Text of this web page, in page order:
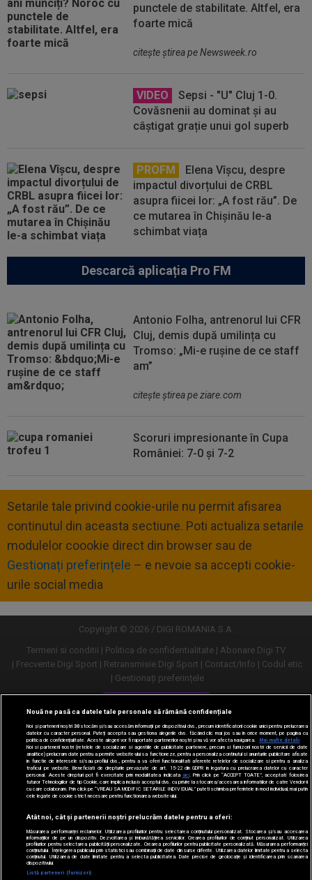
punctele de stabilitate. Altfel, era
foarte mică
citeşte ştirea pe Newsweek.ro
VIDEO
Sepsi - "U" Cluj 1-0.
Covăsnenii au dominat și au
câștigat grație unui gol superb
PROFM
Elena Vîșcu, despre
impactul divorțului de CRBL
asupra fiicei lor: „A fost rău”. De
ce mutarea în Chișinău le-a
schimbat viața
Descarcă aplicația Pro FM
Antonio Folha, antrenorul lui CFR
Cluj, demis după umilința cu
Tromso: „Mi-e rușine de ce staff
am”
citeşte ştirea pe ziare.com
Scoruri impresionante în Cupa
României: 7-0 și 7-2
Setarile tale privind cookie-urile nu permit afisarea
continutul din aceasta sectiune. Poti actualiza setarile
modulelor coookie direct din browser sau de
Gestionați preferințele – e nevoie sa accepti cookie-
urile social media
Copyright © 2026 / DIGI ROMANIA S.A.
Termeni si conditii
Politica de confidentialitate
Abonare Digi TV
Frecvente Digi Sport
Retransmisie Digi Sport Contact/Info
Codul etic
Gestionați preferințele
Versiune desktop
Nouă ne pasă ca datele tale personale să rămână confidențiale
Noi și partenerii noștri30stocăm și/sau accesăm informații pe dispozitivul dvs., precum identificatorii cookie unici pentru prelucrarea
datelor cu caracter personal. Puteți accepta sau gestiona alegerile dvs. făcând clic mai jos sau în orice moment, pe pagina cu
politica de confidențialitate. Aceste alegeri vor fi raportate partenerilor noștri și nu vă vor afecta navigarea.
Mai multe detalii
Noi si partenerii nostri (retelele de socializare si agentiile de publicitate partenere, precum si furnizorii nostri de servicii de date
analitice) prelucram date pentru a permite website-ului sa functioneze, pentru a personaliza continutul si anunturile publicitare afisate
in functie de interesele si/sau profilul dvs., pentru a va oferi functionalitati aferente retelelor de socializare si pentru a analiza
traficul pe website. Beneficiati de drepturile prevazute de art. 15-22 din GDPR in legatura cu prelucrarea datelor cu caracter
personal. Aceste drepturi pot fi exercitate prin modalitatea indicata aici. Prin click pe “ACCEPT TOATE”, acceptati folosirea
tuturor Tehnologiilor de tip Cookie, care implica inclusiv acceptul dvs. cu privire la stocarea/accesarea informatiilor de catre Vendor-ii
cu care colaboram. Prin click pe “VREAU SA MODIFIC SETARILE INDIVIDUAL” puteti schimba preferintele in mod individual, mai putin
cele legate de cookie strict necesare pentru functionarea website-ului.
Atât noi, cât și partenerii noștri prelucrăm datele pentru a oferi:
Măsurarea performanței reclamelor. Utilizarea profilurilor pentru selectarea conținutului personalizat. Stocarea și/sau accesarea
informațiilor de pe un dispozitiv. Dezvoltarea și îmbunătățirea serviciilor. Crearea profilurilor de conținut personalizat. Utilizarea
profilurilor pentru selectarea publicității personalizate. Crearea profilurilor pentru publicitate personalizată. Măsurarea performanței
conținutului. Înțelegerea publicului prin statistici sau combinații de date din surse diferite. Utilizarea datelor limitate pentru a selecta
conținutul. Utilizarea de date limitate pentru a selecta publicitatea. Date precise de geolocație și identificarea prin scanarea
dispozitivului.
Listă parteneri (furnizori)